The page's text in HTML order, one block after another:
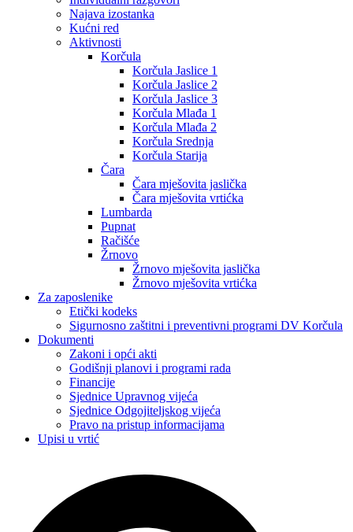
Najava izostanka
Kućni red
Aktivnosti
Korčula
Korčula Jaslice 1
Korčula Jaslice 2
Korčula Jaslice 3
Korčula Mlađa 1
Korčula Mlađa 2
Korčula Srednja
Korčula Starija
Čara
Čara mješovita jaslička
Čara mješovita vrtićka
Lumbarda
Pupnat
Račišće
Žrnovo
Žrnovo mješovita jaslička
Žrnovo mješovita vrtićka
Za zaposlenike
Etički kodeks
Sigurnosno zaštitni i preventivni programi DV Korčula
Dokumenti
Zakoni i opći akti
Godišnji planovi i programi rada
Financije
Sjednice Upravnog vijeća
Sjednice Odgojiteljskog vijeća
Pravo na pristup informacijama
Upisi u vrtić